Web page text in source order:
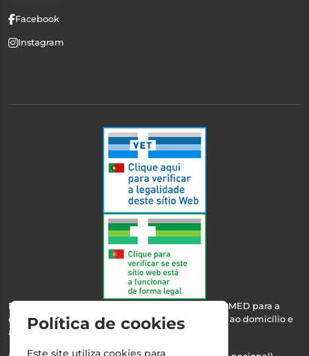
Facebook
Instagram
Esta farmácia encontra-se autorizada pelo INFARMED para a
dispensa de medicamentos e produtos de saúde ao domicílio e
através da internet.
Política de cookies
Este site utiliza cookies para